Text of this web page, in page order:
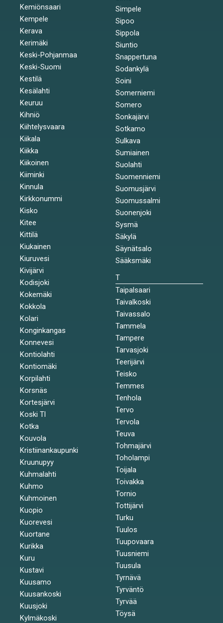
Kemiönsaari
Kempele
Kerava
Kerimäki
Keski-Pohjanmaa
Keski-Suomi
Kestilä
Kesälahti
Keuruu
Kihniö
Kiihtelysvaara
Kiikala
Kiikka
Kiikoinen
Kiiminki
Kinnula
Kirkkonummi
Kisko
Kitee
Kittilä
Kiukainen
Kiuruvesi
Kivijärvi
Kodisjoki
Kokemäki
Kokkola
Kolari
Konginkangas
Konnevesi
Kontiolahti
Kontiomäki
Korpilahti
Korsnäs
Kortesjärvi
Koski Tl
Kotka
Kouvola
Kristiinankaupunki
Kruunupyy
Kuhmalahti
Kuhmo
Kuhmoinen
Kuopio
Kuorevesi
Kuortane
Kurikka
Kuru
Kustavi
Kuusamo
Kuusankoski
Kuusjoki
Kylmäkoski
Simpele
Sipoo
Sippola
Siuntio
Snappertuna
Sodankylä
Soini
Somerniemi
Somero
Sonkajärvi
Sotkamo
Sulkava
Sumiainen
Suolahti
Suomenniemi
Suomusjärvi
Suomussalmi
Suonenjoki
Sysmä
Säkylä
Säynätsalo
Sääksmäki
T
Taipalsaari
Taivalkoski
Taivassalo
Tammela
Tampere
Tarvasjoki
Teerijärvi
Teisko
Temmes
Tenhola
Tervo
Tervola
Teuva
Tohmajärvi
Toholampi
Toijala
Toivakka
Tornio
Tottijärvi
Turku
Tuulos
Tuupovaara
Tuusniemi
Tuusula
Tyrnävä
Tyrväntö
Tyrvää
Töysä